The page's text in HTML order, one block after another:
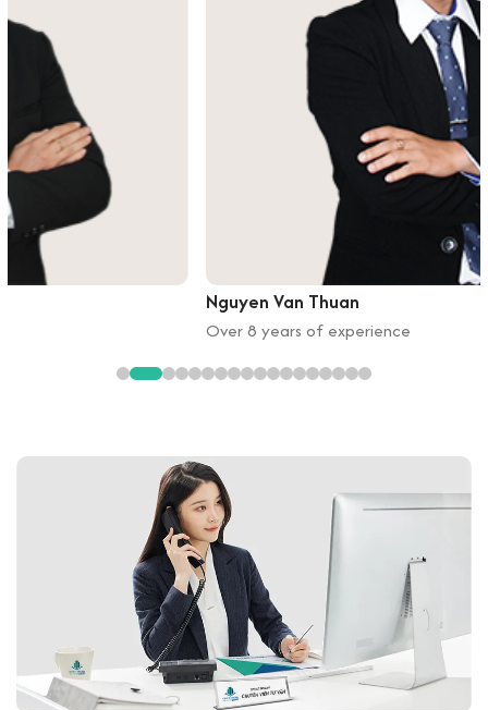
Over 8 years of experience